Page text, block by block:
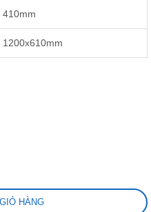
410mm
1200x610mm
HÀNG